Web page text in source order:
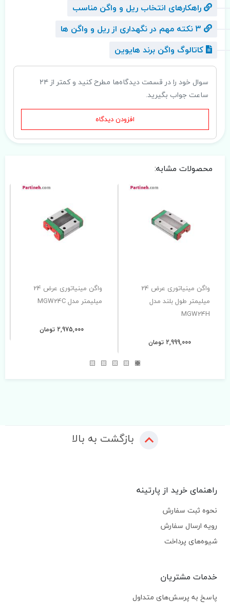
راهکار‌های انتخاب ریل و واگن مناسب
کاتالوگ واگن برند هایوین
سوال خود را در قسمت دیدگاه‌ها مطرح کنید و کمتر از ۲۴
ساعت جواب بگیرید.
افزودن دیدگاه
محصولات مشابه:
واگن مینیاتوری عرض 24
میلیمتر طول بلند مدل
MGW24H
2,999,000 تومان
واگن مینیاتوری عرض 24
میلیمتر مدل MGW24C
2,975,000 تومان
بازگشت به بالا
راهنمای خرید از پارتینه
نحوه ثبت سفارش
رویه ارسال سفارش
شیوه‌های پرداخت
خدمات مشتریان
پاسخ به پرسش‌های متداول